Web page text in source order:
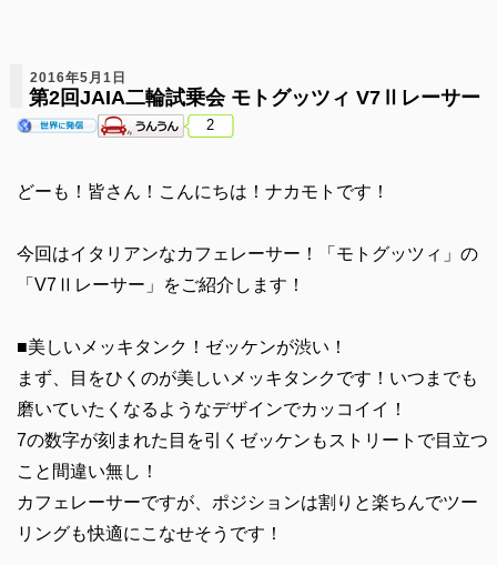
2016年5月1日
第2回JAIA二輪試乗会 モトグッツィ V7Ⅱレーサー
2
どーも！皆さん！こんにちは！ナカモトです！
今回はイタリアンなカフェレーサー！「モトグッツィ」の
「V7Ⅱレーサー」をご紹介します！
■美しいメッキタンク！ゼッケンが渋い！
まず、目をひくのが美しいメッキタンクです！いつまでも
磨いていたくなるようなデザインでカッコイイ！
7の数字が刻まれた目を引くゼッケンもストリートで目立つ
こと間違い無し！
カフェレーサーですが、ポジションは割りと楽ちんでツー
リングも快適にこなせそうです！